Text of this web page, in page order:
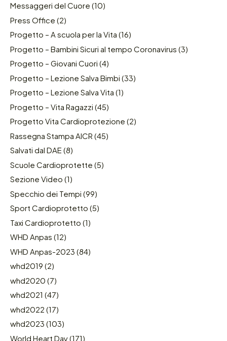
Messaggeri del Cuore (10)
Press Office (2)
Progetto – A scuola per la Vita (16)
Progetto – Bambini Sicuri al tempo Coronavirus (3)
Progetto – Giovani Cuori (4)
Progetto – Lezione Salva Bimbi (33)
Progetto – Lezione Salva Vita (1)
Progetto – Vita Ragazzi (45)
Progetto Vita Cardioprotezione (2)
Rassegna Stampa AICR (45)
Salvati dal DAE (8)
Scuole Cardioprotette (5)
Sezione Video (1)
Specchio dei Tempi (99)
Sport Cardioprotetto (5)
Taxi Cardioprotetto (1)
WHD Anpas (12)
WHD Anpas-2023 (84)
whd2019 (2)
whd2020 (7)
whd2021 (47)
whd2022 (17)
whd2023 (103)
World Heart Day(171)